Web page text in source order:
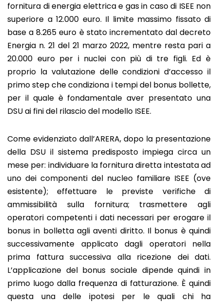
fornitura di energia elettrica e gas in caso di ISEE non
superiore a 12.000 euro. Il limite massimo fissato di
base a 8.265 euro è stato incrementato dal decreto
Energia n. 21 del 21 marzo 2022, mentre resta pari a
20.000 euro per i nuclei con più di tre figli. Ed è
proprio la valutazione delle condizioni d’accesso il
primo step che condiziona i tempi del bonus bollette,
per il quale è fondamentale aver presentato una
DSU ai fini del rilascio del modello ISEE.
Come evidenziato dall’ARERA, dopo la presentazione
della DSU il sistema predisposto impiega circa un
mese per: individuare la fornitura diretta intestata ad
uno dei componenti del nucleo familiare ISEE (ove
esistente); effettuare le previste verifiche di
ammissibilità sulla fornitura; trasmettere agli
operatori competenti i dati necessari per erogare il
bonus in bolletta agli aventi diritto. Il bonus è quindi
successivamente applicato dagli operatori nella
prima fattura successiva alla ricezione dei dati.
L’applicazione del bonus sociale dipende quindi in
primo luogo dalla frequenza di fatturazione. È quindi
questa una delle ipotesi per le quali chi ha